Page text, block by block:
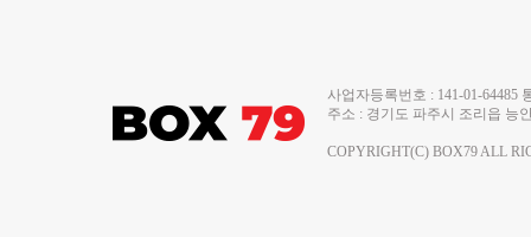
사업자등록번호 : 141-01-
주소 : 경기도 파주시 조리읍 능
COPYRIGHT(C) BOX79 ALL